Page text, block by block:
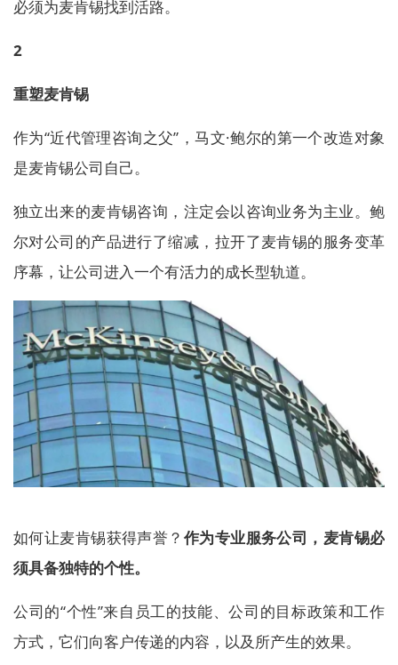
必须为麦肯锡找到活路。
2
重塑麦肯锡
作为“近代管理咨询之父”，马文·鲍尔的第一个改造对象
是麦肯锡公司自己。
独立出来的麦肯锡咨询，注定会以咨询业务为主业。鲍
尔对公司的产品进行了缩减，拉开了麦肯锡的服务变革
序幕，让公司进入一个有活力的成长型轨道。
如何让麦肯锡获得声誉？ 作为专业服务公司，麦肯锡必
须具备独特的个性。
公司的“个性”来自员工的技能、公司的目标政策和工作
方式，它们向客户传递的内容，以及所产生的效果。